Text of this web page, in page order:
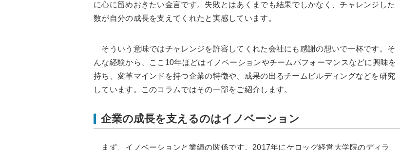
に心に留めおきたい金言です。失敗とはあくまでも結果でしかなく、チャレンジした
数が自分の成長を支えてくれたと実感しています。
そういう意味ではチャレンジを許容してくれた会社にも感謝の想いで一杯です。そ
んな経験から、ここ10年ほどはイノベーションやチームパフォーマンスなどに興味を
持ち、変革マインドを持つ企業の特徴や、成果の出るチームビルディングなどを研究
しています。このコラムではその一部をご紹介します。
企業の成長を支えるのはイノベーション
まず、イノベーションと業績の関係です。2017年にケロッグ経営大学院のディラ